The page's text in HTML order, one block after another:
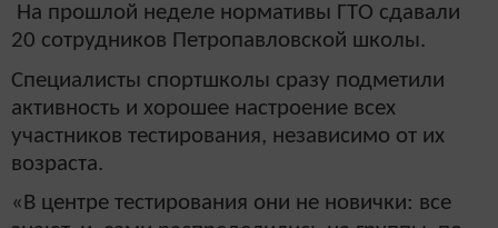
На прошлой неделе нормативы ГТО сдавали
20 сотрудников Петропавловской школы.
Специалисты спортшколы сразу подметили
активность и хорошее настроение всех
участников тестирования, независимо от их
возраста.
«В центре тестирования они не новички: все